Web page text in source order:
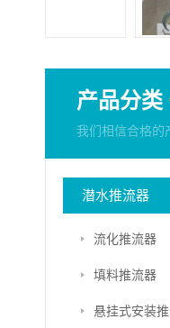
产品分类
我们相信合格的
潜水推流器
流化推流器
填料推流器
悬挂式安装